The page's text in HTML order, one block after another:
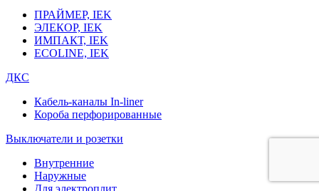
ПРАЙМЕР, IEK
ЭЛЕКОР, IEK
ИМПАКТ, IEK
ECOLINE, IEK
ДКС
Кабель-каналы In-liner
Короба перфорированные
Выключатели и розетки
Внутренние
Наружные
Для электроплит